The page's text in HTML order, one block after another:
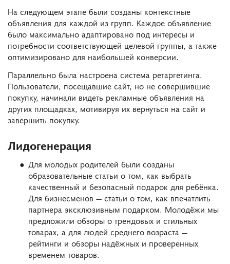
На следующем этапе были созданы контекстные
объявления для каждой из групп. Каждое объявление
было максимально адаптировано под интересы и
потребности соответствующей целевой группы, а также
оптимизировано для наибольшей конверсии.
Параллельно была настроена система ретаргетинга.
Пользователи, посещавшие сайт, но не совершившие
покупку, начинали видеть рекламные объявления на
других площадках, мотивируя их вернуться на сайт и
завершить покупку.
Лидогенерация
Для молодых родителей были созданы
образовательные статьи о том, как выбрать
качественный и безопасный подарок для ребёнка.
Для бизнесменов — статьи о том, как впечатлить
партнера эксклюзивным подарком. Молодёжи мы
предложили обзоры о трендовых и стильных
товарах, а для людей среднего возраста —
рейтинги и обзоры надёжных и проверенных
временем товаров.